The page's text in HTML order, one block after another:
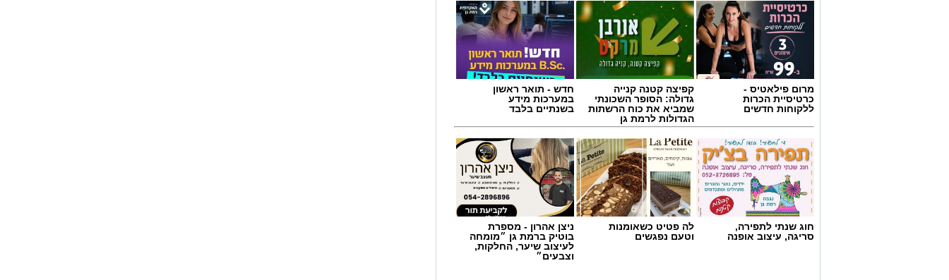
מרום פילאטיס -
כרטיסיית הכרות
ללקוחות חדשים
קפיצה קטנה קנייה
גדולה: הסופר השכונתי
שמביא את כוח הרשתות
הגדולות לרמת גן
חדש - תואר ראשון
במערכות מידע
בשנתיים בלבד
חוג שנתי לתפירה,
סריגה, עיצוב אופנה
לה פטיט כשאומנות
וטעם נפגשים
ניצן אהרון - מספרת
בוטיק ברמת גן ״מומחה
לעיצוב שיער, החלקות,
וצבעים״